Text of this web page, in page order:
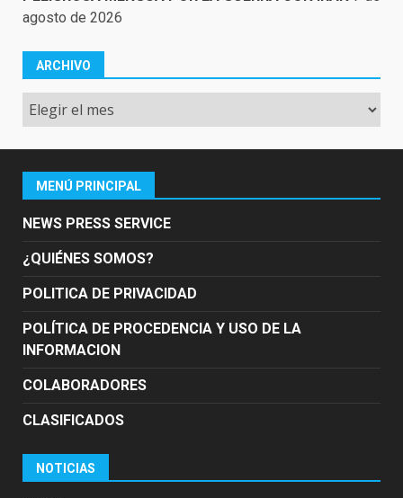
agosto de 2026
ARCHIVO
Archivo
MENÚ PRINCIPAL
NEWS PRESS SERVICE
¿QUIÉNES SOMOS?
POLITICA DE PRIVACIDAD
POLÍTICA DE PROCEDENCIA Y USO DE LA
INFORMACION
COLABORADORES
CLASIFICADOS
NOTICIAS